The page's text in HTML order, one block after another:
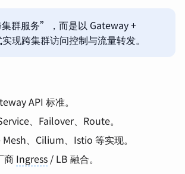
群服务”，而是以 Gateway +
现跨集群访问控制与流量转发。
API 标准。
、Failover、Route。
、Cilium、Istio 等实现。
商 Ingress / LB 融合。